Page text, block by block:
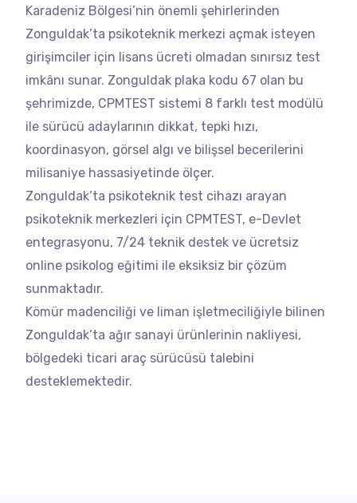
Karadeniz Bölgesi’nin önemli şehirlerinden
Zonguldak’ta psikoteknik merkezi açmak isteyen
girişimciler için lisans ücreti olmadan sınırsız test
imkânı sunar. Zonguldak plaka kodu 67 olan bu
şehrimizde, CPMTEST sistemi 8 farklı test modülü
ile sürücü adaylarının dikkat, tepki hızı,
koordinasyon, görsel algı ve bilişsel becerilerini
milisaniye hassasiyetinde ölçer.
Zonguldak’ta psikoteknik test cihazı arayan
psikoteknik merkezleri için CPMTEST, e-Devlet
entegrasyonu, 7/24 teknik destek ve ücretsiz
online psikolog eğitimi ile eksiksiz bir çözüm
sunmaktadır.
Kömür madenciliği ve liman işletmeciliğiyle bilinen
Zonguldak’ta ağır sanayi ürünlerinin nakliyesi,
bölgedeki ticari araç sürücüsü talebini
desteklemektedir.